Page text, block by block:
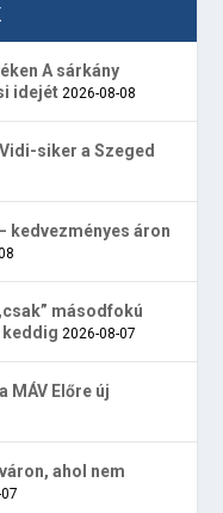
A sárkány
idejét 2026-08-08
siker a Szeged
kedvezményes áron
másodfokú
keddig 2026-08-07
MÁV Előre új
ahol nem